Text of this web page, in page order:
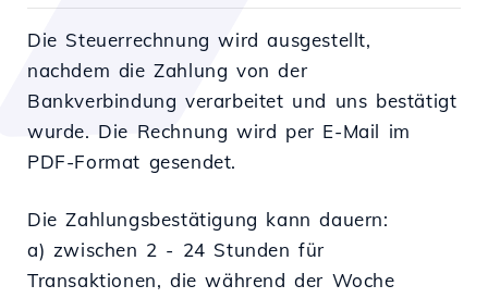
Die Steuerrechnung wird ausgestellt,
nachdem die Zahlung von der
Bankverbindung verarbeitet und uns bestätigt
wurde. Die Rechnung wird per E-Mail im
PDF-Format gesendet.
Die Zahlungsbestätigung kann dauern:
a) zwischen 2 - 24 Stunden für
Transaktionen, die während der Woche